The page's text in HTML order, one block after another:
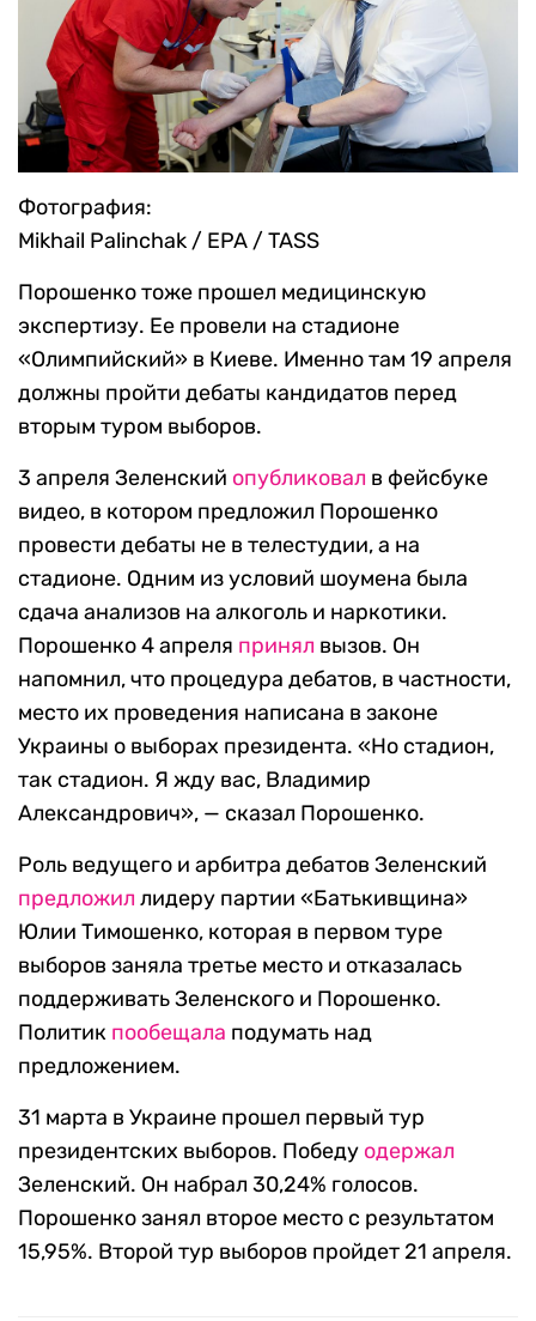
Фотография:
Mikhail Palinchak / EPA / TASS
Порошенко тоже прошел медицинскую
экспертизу. Ее провели на стадионе
«Олимпийский» в Киеве. Именно там 19 апреля
должны пройти дебаты кандидатов перед
вторым туром выборов.
3 апреля Зеленский опубликовал в фейсбуке
видео, в котором предложил Порошенко
провести дебаты не в телестудии, а на
стадионе. Одним из условий шоумена была
сдача анализов на алкоголь и наркотики.
Порошенко 4 апреля принял вызов. Он
напомнил, что процедура дебатов, в частности,
место их проведения написана в законе
Украины о выборах президента. «Но стадион,
так стадион. Я жду вас, Владимир
Александрович», — сказал Порошенко.
Роль ведущего и арбитра дебатов Зеленский
предложил лидеру партии «Батькивщина»
Юлии Тимошенко, которая в первом туре
выборов заняла третье место и отказалась
поддерживать Зеленского и Порошенко.
Политик пообещала подумать над
предложением.
31 марта в Украине прошел первый тур
президентских выборов. Победу одержал
Зеленский. Он набрал 30,24% голосов.
Порошенко занял второе место с результатом
15,95%. Второй тур выборов пройдет 21 апреля.